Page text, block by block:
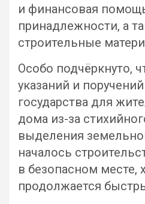
и финансовая
принадлежности, а
строительные
Особо подчёркнуто,
указаний и
государства для
дома из-за
выделения
началось
в безопасном месте,
продолжается